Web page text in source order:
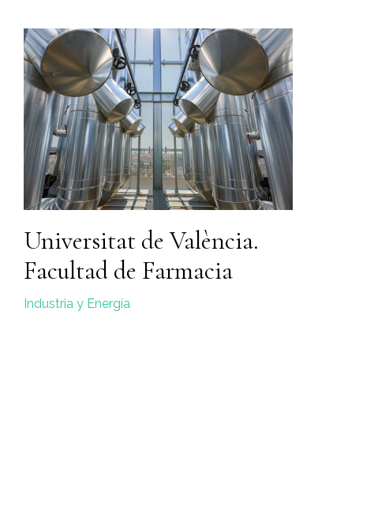
Universitat de València.
Facultad de Farmacia
Industria y Energía